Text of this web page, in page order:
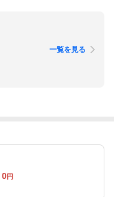
一覧を見る
0円